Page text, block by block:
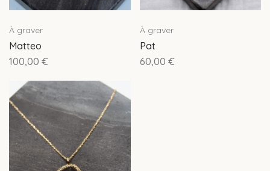
À graver
Matteo
100,00 €
À graver
Pat
60,00 €